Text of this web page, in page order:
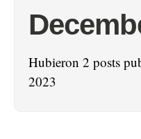
Hubieron 2 posts
2023